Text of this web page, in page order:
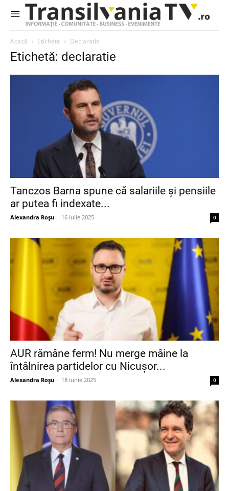
Acasă Etichete Declaratie
Etichetă: declaratie
Tanczos Barna spune că salariile și pensiile
ar putea fi indexate...
Alexandra Roșu - 16 iulie 2025 0
AUR rămâne ferm! Nu merge mâine la
întâlnirea partidelor cu Nicușor...
Alexandra Roșu - 18 iunie 2025 0